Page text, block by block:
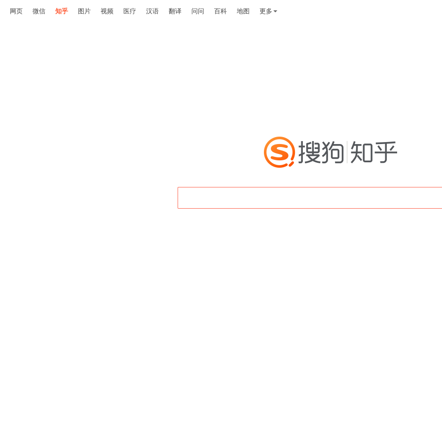
网页 微信 知乎 图片 视频 医疗 汉语 翻译 问问 百科 地图 更多